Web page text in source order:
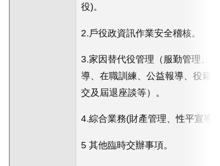
役)。
2.戶役政資訊作業安全稽核。
3.家因替代役管理（服勤管理、
導、在職訓練、公益報導、役籍
交及屆退座談等）。
4.綜合業務(財產管理、性平宣導
5 其他臨時交辦事項。